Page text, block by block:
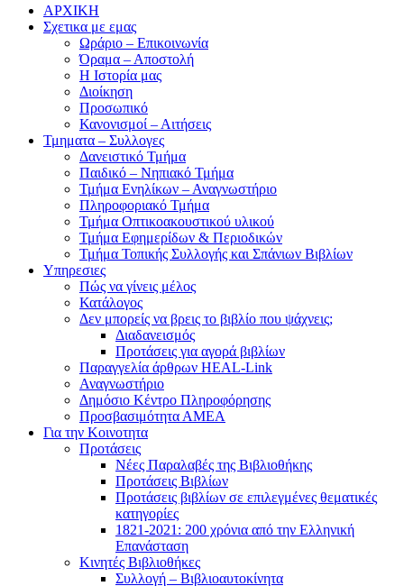
ΑΡΧΙΚΗ
Σχετικα με εμας
Ωράριο – Επικοινωνία
Όραμα – Αποστολή
Η Ιστορία μας
Διοίκηση
Προσωπικό
Κανονισμοί – Αιτήσεις
Τμηματα – Συλλογες
Δανειστικό Τμήμα
Παιδικό – Νηπιακό Τμήμα
Τμήμα Ενηλίκων – Αναγνωστήριο
Πληροφοριακό Τμήμα
Τμήμα Οπτικοακουστικού υλικού
Τμήμα Εφημερίδων & Περιοδικών
Τμήμα Τοπικής Συλλογής και Σπάνιων Βιβλίων
Υπηρεσιες
Πώς να γίνεις μέλος
Κατάλογος
Δεν μπορείς να βρεις το βιβλίο που ψάχνεις;
Διαδανεισμός
Προτάσεις για αγορά βιβλίων
Παραγγελία άρθρων HEAL-Link
Αναγνωστήριο
Δημόσιο Κέντρο Πληροφόρησης
Προσβασιμότητα ΑΜΕΑ
Για την Κοινοτητα
Προτάσεις
Νέες Παραλαβές της Βιβλιοθήκης
Προτάσεις Βιβλίων
Προτάσεις βιβλίων σε επιλεγμένες θεματικές
κατηγορίες
1821-2021: 200 χρόνια από την Ελληνική
Επανάσταση
Κινητές Βιβλιοθήκες
Συλλογή – Βιβλιοαυτοκίνητα